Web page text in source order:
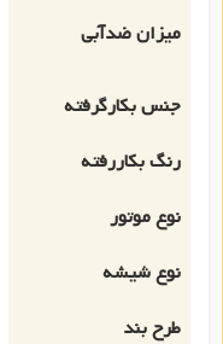
میزان ضدآبی
جنس بکارگرفته
رنگ بکاررفته
نوع موتور
نوع شیشه
طرح بند